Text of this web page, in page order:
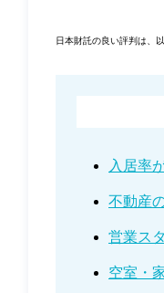
日本財託の良い評判は、
入居率
不動産
営業ス
空室・